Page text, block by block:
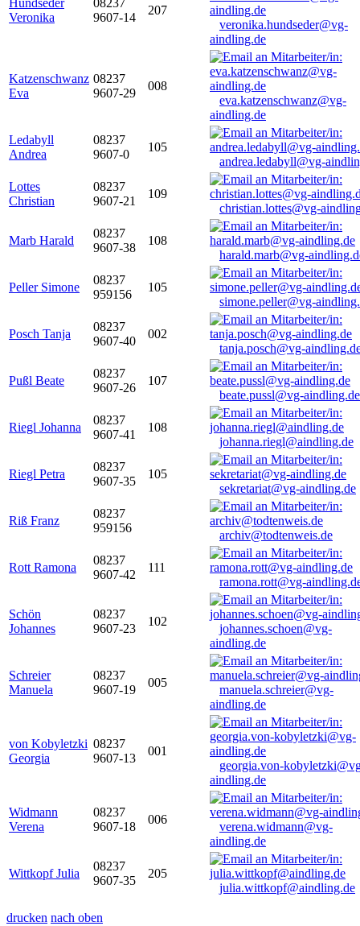
Hundseder
Veronika
08237
9607-14
207
veronika.hundseder@vg-
aindling.de
Katzenschwanz
Eva
08237
9607-29
008
eva.katzenschwanz@vg-
aindling.de
Ledabyll
Andrea
08237
9607-0
105
andrea.ledabyll@vg-
Lottes
Christian
08237
9607-21
109
christian.lottes@vg-
Marb Harald
08237
9607-38
108
harald.marb@vg-
Peller Simone
08237
959156
105
simone.peller@vg-
Posch Tanja
08237
9607-40
002
tanja.posch@vg-
Pußl Beate
08237
9607-26
107
beate.pussl@vg-aindling.de
Riegl Johanna
08237
9607-41
108
johanna.riegl@aindling.de
Riegl Petra
08237
9607-35
105
sekretariat@vg-aindling.de
Riß Franz
08237
959156
archiv@todtenweis.de
Rott Ramona
08237
9607-42
111
ramona.rott@vg-
Schön
Johannes
08237
9607-23
102
johannes.schoen@vg-
aindling.de
Schreier
Manuela
08237
9607-19
005
manuela.schreier@vg-
aindling.de
von Kobyletzki
Georgia
08237
9607-13
001
georgia.von-
aindling.de
Widmann
Verena
08237
9607-18
006
verena.widmann@vg-
aindling.de
Wittkopf Julia
08237
9607-35
205
julia.wittkopf@aindling.de
drucken nach oben